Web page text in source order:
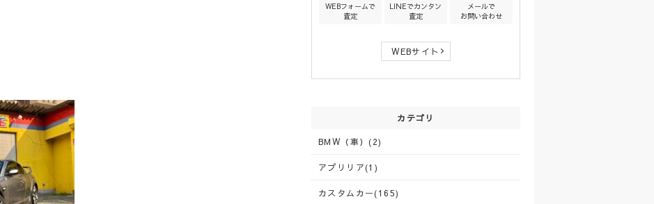
WEBフォームで
査定
LINEでカンタン
査定
メールで
お問い合わせ
WEBサイト
カテゴリ
BMW（車）(2)
アプリリア(1)
カスタムカー(165)